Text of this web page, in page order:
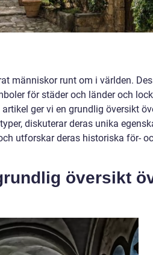
människor runt om i världen.
för städer och länder och
ger vi en grundlig översikt
diskuterar deras unika
utforskar deras historiska för-
översikt